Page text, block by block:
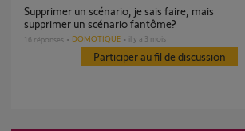
Supprimer un scénario, je sais faire, mais
supprimer un scénario fantôme?
16 réponses DOMOTIQUE il y a 3 mois
Participer au fil de discussion